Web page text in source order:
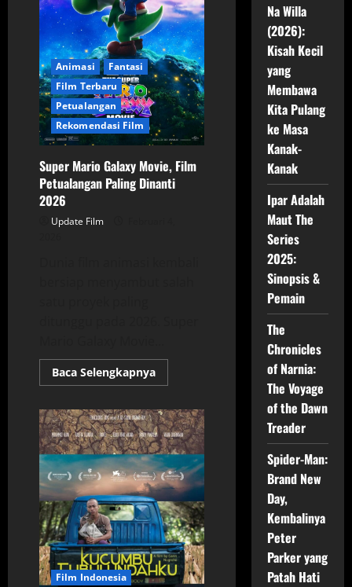
Animasi
Fantasi
Film Terbaru
Petualangan
Rekomendasi Film
Super Mario Galaxy Movie, Film
Petualangan Paling Dinanti
2026
Update Film
Baca SelengkapnyaRead
more
Mario
Galaxy
Movie,
Film
Petualangan
Paling
Dinanti
2026
Film Indonesia
Na Willa
(2026):
Kisah Kecil
yang
Membawa
Kita Pulang
ke Masa
Kanak-
Kanak
Ipar Adalah
Maut The
Series
2025:
Sinopsis &
Pemain
The
Chronicles
of Narnia:
The Voyage
of the Dawn
Treader
Spider-Man:
Brand New
Day,
Kembalinya
Peter
Parker yang
Patah Hati